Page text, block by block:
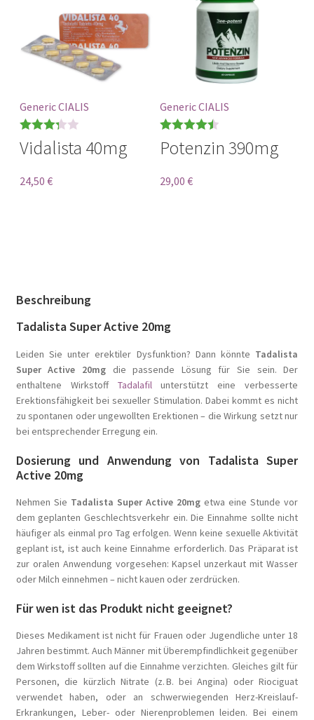
Generic CIALIS
Bewerte
3.33von
Vidalista 40mg
24,50 €
Generic CIALIS
Bewertet
Potenzin 390mg
29,00 €
Beschreibung
Tadalista Super Active 20mg
Leiden Sie unter erektiler Dysfunktion? Dann könnte Tadalista
Super Active 20mgdie passende Lösung für Sie sein. Der
enthaltene Wirkstoff Tadalafilunterstützt eine verbesserte
Erektionsfähigkeit bei sexueller Stimulation. Dabei kommt es nicht
zu spontanen oder ungewollten Erektionen – die Wirkung setzt nur
bei entsprechender Erregung ein.
Dosierung und Anwendung von Tadalista Super
Active 20mg
Nehmen Sie Tadalista Super Active 20mg etwa eine Stunde vor
dem geplanten Geschlechtsverkehr ein. Die Einnahme sollte nicht
häufiger als einmal pro Tag erfolgen. Wenn keine sexuelle Aktivität
geplant ist, ist auch keine Einnahme erforderlich. Das Präparat ist
zur oralen Anwendung vorgesehen: Kapsel unzerkaut mit Wasser
oder Milch einnehmen – nicht kauen oder zerdrücken.
Für wen ist das Produkt nicht geeignet?
Dieses Medikament ist nicht für Frauen oder Jugendliche unter 18
Jahren bestimmt. Auch Männer mit Überempfindlichkeit gegenüber
dem Wirkstoff sollten auf die Einnahme verzichten. Gleiches gilt für
Personen, die kürzlich Nitrate (z. B. bei Angina) oder Riociguat
verwendet haben, oder an schwerwiegenden Herz-Kreislauf-
Erkrankungen, Leber- oder Nierenproblemen leiden. Bei einem